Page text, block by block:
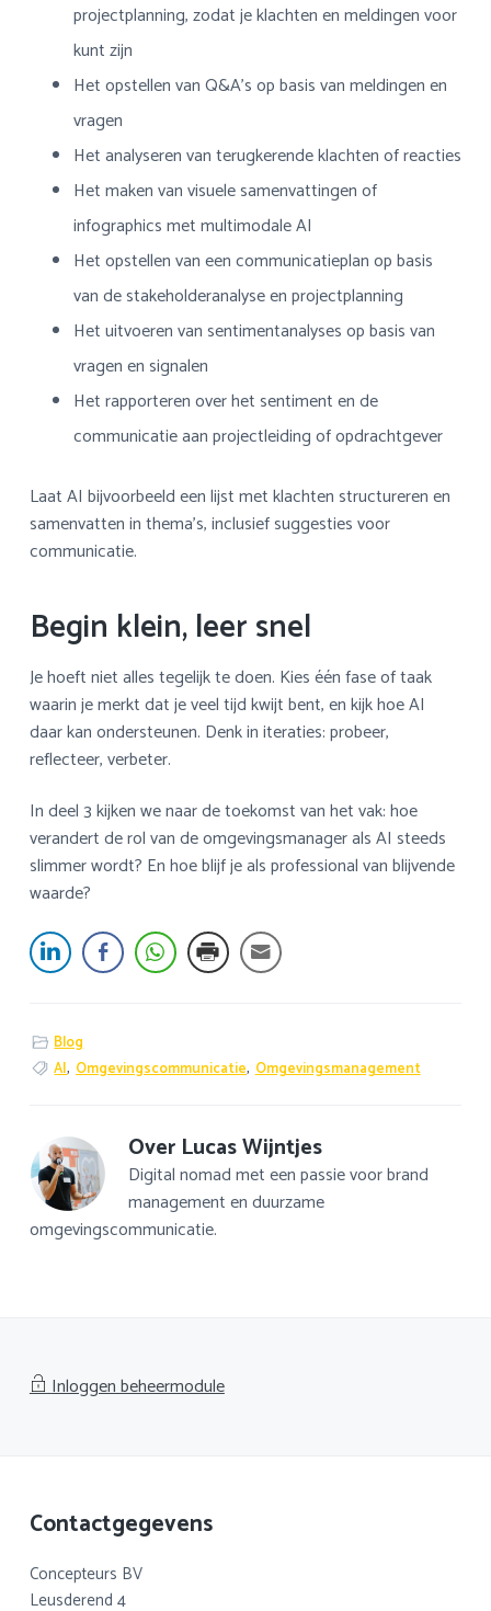
projectplanning, zodat je klachten en meldingen voor
kunt zijn
Het opstellen van Q&A’s op basis van meldingen en
vragen
Het analyseren van terugkerende klachten of reacties
Het maken van visuele samenvattingen of
infographics met multimodale AI
Het opstellen van een communicatieplan op basis
van de stakeholderanalyse en projectplanning
Het uitvoeren van sentimentanalyses op basis van
vragen en signalen
Het rapporteren over het sentiment en de
communicatie aan projectleiding of opdrachtgever
Laat AI bijvoorbeeld een lijst met klachten structureren en
samenvatten in thema’s, inclusief suggesties voor
communicatie.
Begin klein, leer snel
Je hoeft niet alles tegelijk te doen. Kies één fase of taak
waarin je merkt dat je veel tijd kwijt bent, en kijk hoe AI
daar kan ondersteunen. Denk in iteraties: probeer,
reflecteer, verbeter.
In deel 3 kijken we naar de toekomst van het vak: hoe
verandert de rol van de omgevingsmanager als AI steeds
slimmer wordt? En hoe blijf je als professional van blijvende
waarde?
Blog
AI, Omgevingscommunicatie, Omgevingsmanagement
Over Lucas Wijntjes
Digital nomad met een passie voor brand
management en duurzame
omgevingscommunicatie.
Inloggen beheermodule
Footer
Contactgegevens
Concepteurs BV
Leusderend 4